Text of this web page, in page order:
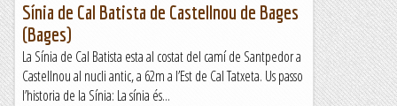
Sínia de Cal Batista de Castellnou de Bages
(Bages)
La Sínia de Cal Batista esta al costat del camí de Santpedor a
Castellnou al nucli antic, a 62m a l’Est de Cal Tatxeta. Us passo
l’historia de la Sínia: La sínia és...